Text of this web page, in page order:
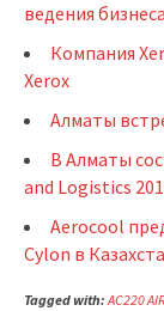
ведения бизнеса
Компания
Xerox
Алматы
В Алматы
and Logistics
Aerocool
Cylon в
Tagged with: AC220